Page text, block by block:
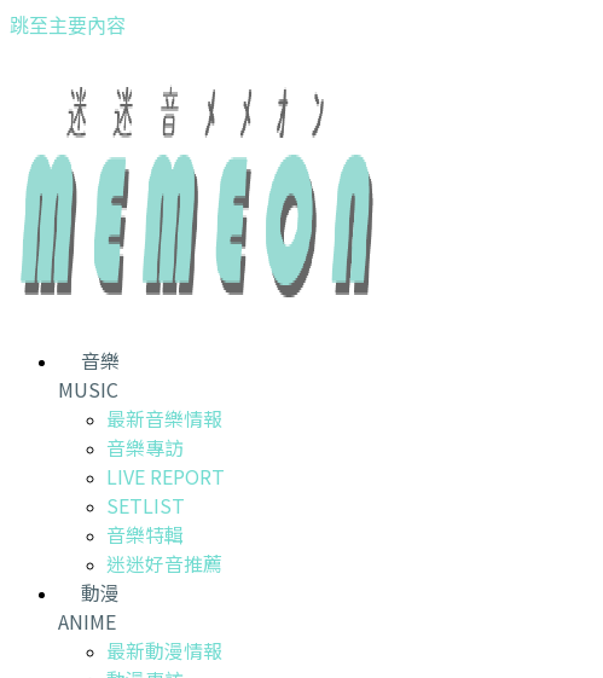
跳至主要內容
音樂
MUSIC
最新音樂情報
音樂專訪
LIVE REPORT
SETLIST
音樂特輯
迷迷好音推薦
動漫
ANIME
最新動漫情報